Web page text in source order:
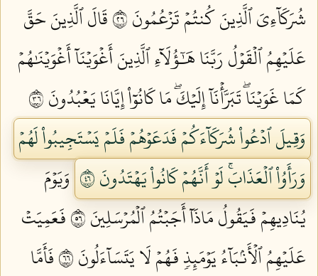
شُرَكَآءِيَ ٱلَّذِينَ كُنتُمۡ تَزۡعُمُونَ ٦٢
قَالَ ٱلَّذِينَ حَقَّ
عَلَيۡهِمُ ٱلۡقَوۡلُ رَبَّنَا هَٰٓؤُلَآءِ ٱلَّذِينَ أَغۡوَيۡنَآ أَغۡوَيۡنَٰهُمۡ
كَمَا غَوَيۡنَاۖ تَبَرَّأۡنَآ إِلَيۡكَۖ مَا كَانُوٓاْ إِيَّانَا يَعۡبُدُونَ ٦٣
وَقِيلَ ٱدۡعُواْ شُرَكَآءَكُمۡ فَدَعَوۡهُمۡ فَلَمۡ يَسۡتَجِيبُواْ لَهُمۡ
وَرَأَوُاْ ٱلۡعَذَابَۚ لَوۡ أَنَّهُمۡ كَانُواْ يَهۡتَدُونَ ٦٤
وَيَوۡمَ
يُنَادِيهِمۡ فَيَقُولُ مَاذَآ أَجَبۡتُمُ ٱلۡمُرۡسَلِينَ ٦٥
فَعَمِيَتۡ
عَلَيۡهِمُ ٱلۡأَنۢبَآءُ يَوۡمَئِذٖ فَهُمۡ لَا يَتَسَآءَلُونَ ٦٦
فَأَمَّا